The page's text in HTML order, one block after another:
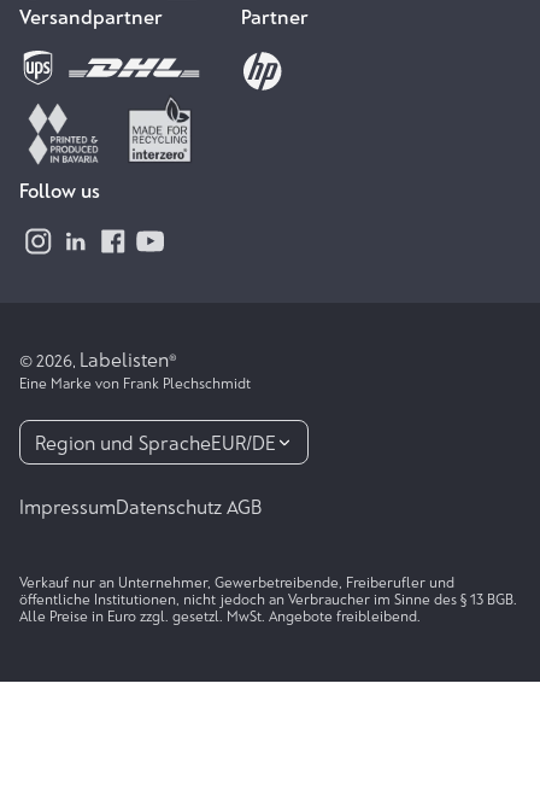
Versandpartner Partner
Follow us
© 2026, Labelisten®
Eine Marke von Frank Plechschmidt
Region und SpracheEUR/DE
ImpressumDatenschutz AGB
Verkauf nur an Unternehmer, Gewerbetreibende, Freiberufler und
öffentliche Institutionen, nicht jedoch an Verbraucher im Sinne des § 13 BGB.
Alle Preise in Euro zzgl. gesetzl. MwSt. Angebote freibleibend.